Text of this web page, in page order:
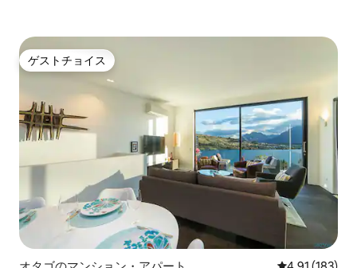
ゲストチョイス
ゲストチョイス